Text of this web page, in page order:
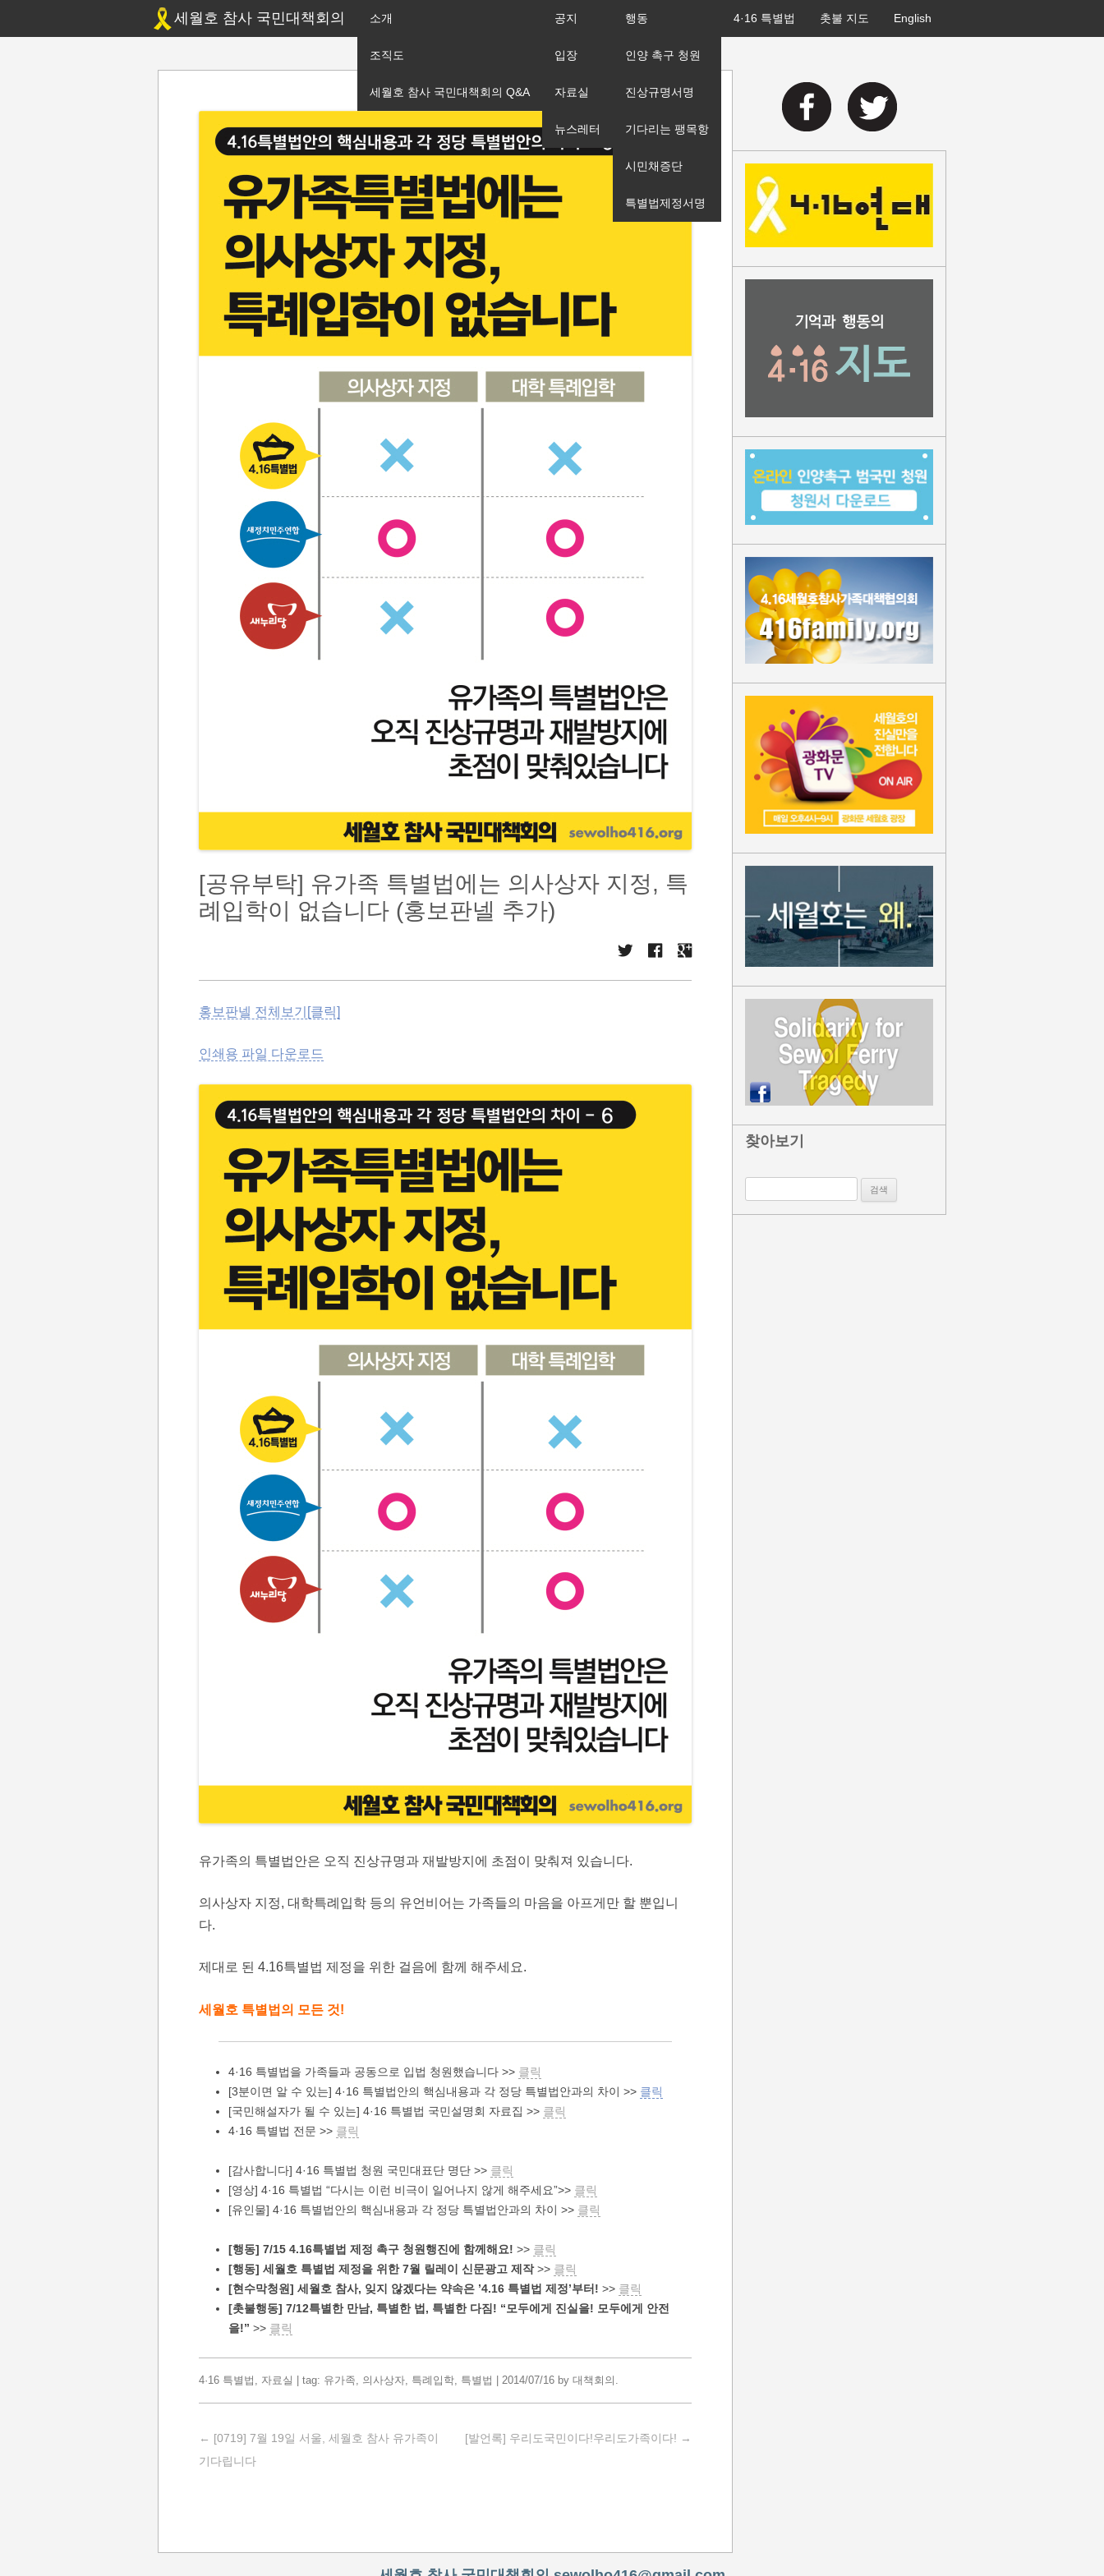
[공유부탁] 유가족 특별법에는 의사상자 지정, 특
례입학이 없습니다 (홍보판넬 추가)
홍보판넬 전체보기[클릭]
인쇄용 파일 다운로드
유가족의 특별법안은 오직 진상규명과 재발방지에 초점이 맞춰져 있습니다.
의사상자 지정, 대학특례입학 등의 유언비어는 가족들의 마음을 아프게만 할 뿐입니
다.
제대로 된 4.16특별법 제정을 위한 걸음에 함께 해주세요.
세월호 특별법의 모든 것!
4·16 특별법을 가족들과 공동으로 입법 청원했습니다 >> 클릭
[3분이면 알 수 있는] 4·16 특별법안의 핵심내용과 각 정당 특별법안과의 차이 >> 클릭
[국민해설자가 될 수 있는] 4·16 특별법 국민설명회 자료집 >> 클릭
4·16 특별법 전문 >> 클릭
[감사합니다] 4·16 특별법 청원 국민대표단 명단 >> 클릭
[영상] 4·16 특별법 “다시는 이런 비극이 일어나지 않게 해주세요”>> 클릭
[유인물] 4·16 특별법안의 핵심내용과 각 정당 특별법안과의 차이 >> 클릭
[행동] 7/15 4.16특별법 제정 촉구 청원행진에 함께해요! >> 클릭
[행동] 세월호 특별법 제정을 위한 7월 릴레이 신문광고 제작>> 클릭
[현수막청원] 세월호 참사, 잊지 않겠다는 약속은 ’4.16 특별법 제정’부터! >> 클릭
[촛불행동] 7/12특별한 만남, 특별한 법, 특별한 다짐! “모두에게 진실을! 모두에게 안전
을!” >> 클릭
4·16 특별법 , 자료실 | tag: 유가족, 의사상자, 특례입학, 특별법 2014/07/16 by 대책회의 .
Post navigation
← [0719] 7월 19일 서울, 세월호 참사 유가족이
기다립니다
[발언록] 우리도국민이다!우리도가족이다! →
찾아보기
세월호 참사 국민대책회의 소개
조직도
세월호 참사 국민대책회의 Q&A
공지
입장
자료실
뉴스레터
행동
인양 촉구 청원
진상규명서명
기다리는 팽목항
시민채증단
특별법제정서명
4·16 특별법 촛불 지도 English